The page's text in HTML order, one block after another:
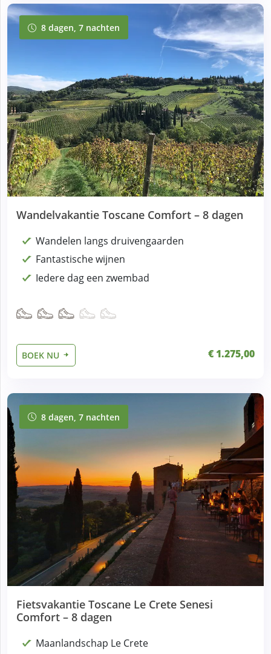
8 dagen, 7 nachten
8 dagen, 7 nachten
Wandelvakantie Toscane Comfort – 8 dagen
Wandelen langs druivengaarden
Fantastische wijnen
Iedere dag een zwembad
BOEK NU € 1.275,00
8 dagen, 7 nachten
8 dagen, 7 nachten
Fietsvakantie Toscane Le Crete Senesi
Comfort – 8 dagen
Maanlandschap Le Crete